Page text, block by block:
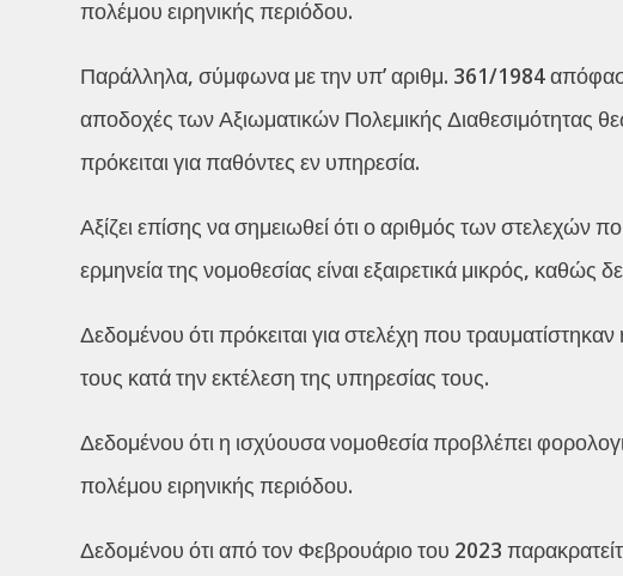
πολέμου ειρηνικής περιόδου.
Παράλληλα, σύμφωνα με την υπ’ αριθμ. 361/1984
αποδοχές των Αξιωματικών Πολεμικής Διαθεσιμότητας
πρόκειται για παθόντες εν υπηρεσία.
Αξίζει επίσης να σημειωθεί ότι ο αριθμός των στελεχών
ερμηνεία της νομοθεσίας είναι εξαιρετικά μικρός,
Δεδομένου ότι πρόκειται για στελέχη που
τους κατά την εκτέλεση της υπηρεσίας τους.
Δεδομένου ότι η ισχύουσα νομοθεσία προβλέπει
πολέμου ειρηνικής περιόδου.
Δεδομένου ότι από τον Φεβρουάριο του 2023